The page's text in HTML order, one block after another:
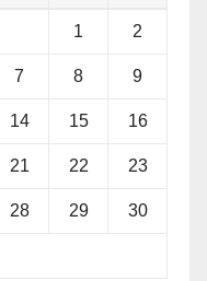
1 2
7 8 9
14 15 16
21 22 23
28 29 30